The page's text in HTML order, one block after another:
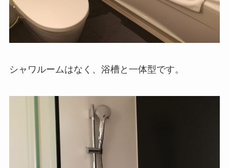
シャワルームはなく、浴槽と一体型です。